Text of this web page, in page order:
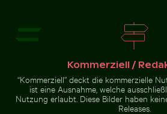
Kommerziell /
“Kommerziell” deckt die kommerzielle
ist eine Ausnahme, welche
Nutzung erlaubt. Diese Bilder haben
Releases.